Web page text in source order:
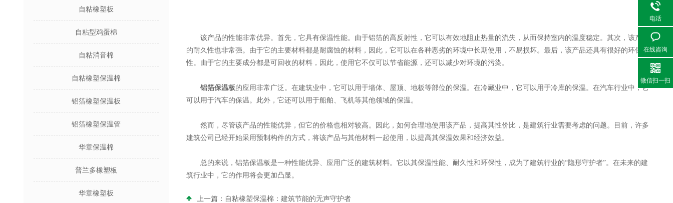
自粘橡塑板
自粘型鸡蛋棉
自粘消音棉
自粘橡塑保温棉
铝箔橡塑保温板
铝箔橡塑保温管
华章保温棉
普兰多橡塑板
华章橡塑板
该产品的性能非常优异。首先，它具有保温性能。由于铝箔的高反射性，它可以有效地阻止热量的流失，从而保持室内的温度稳定。其次，该产品
的耐久性也非常强。由于它的主要材料都是耐腐蚀的材料，因此，它可以在各种恶劣的环境中长期使用，不易损坏。最后，该产品还具有很好的环保
性。由于它的主要成分都是可回收的材料，因此，使用它不仅可以节省能源，还可以减少对环境的污染。
铝箔保温板的应用非常广泛。在建筑业中，它可以用于墙体、屋顶、地板等部位的保温。在冷藏业中，它可以用于冷库的保温。在汽车行业中，它
可以用于汽车的保温。此外，它还可以用于船舶、飞机等其他领域的保温。
然而，尽管该产品的性能优异，但它的价格也相对较高。因此，如何合理地使用该产品，提高其性价比，是建筑行业需要考虑的问题。目前，许多
建筑公司已经开始采用预制构件的方式，将该产品与其他材料一起使用，以提高其保温效果和经济效益。
总的来说，铝箔保温板是一种性能优异、应用广泛的建筑材料。它以其保温性能、耐久性和环保性，成为了建筑行业的“隐形守护者”。在未来的建
筑行业中，它的作用将会更加凸显。
上一篇： 自粘橡塑保温棉：建筑节能的无声守护者
电话
在线咨询
微信扫一扫